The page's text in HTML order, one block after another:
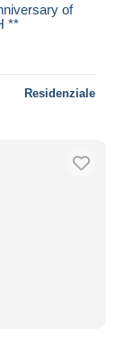
of
**
Residenziale